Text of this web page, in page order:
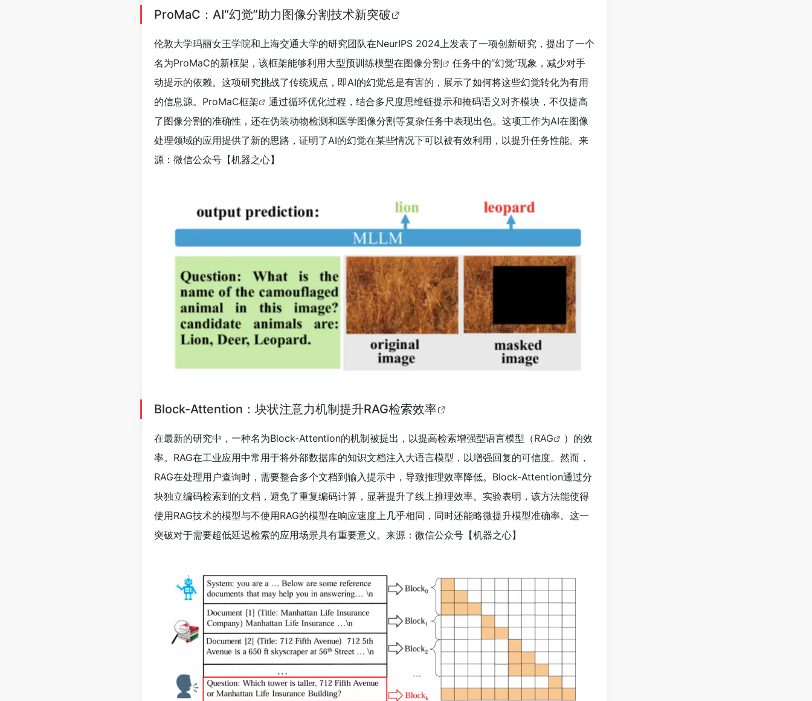
ProMaC：AI“幻觉”助力图像分割技术新突破
伦敦大学玛丽女王学院和上海交通大学的研究团队在NeurIPS 2024上发表了一项创新研究，提出了一个
名为ProMaC的新框架，该框架能够利用大型预训练模型在图像分割
任务中的“幻觉”现象，减少对手
动提示的依赖。这项研究挑战了传统观点，即AI的幻觉总是有害的，展示了如何将这些幻觉转化为有用
的信息源。 ProMaC框架
通过循环优化过程，结合多尺度思维链提示和掩码语义对齐模块，不仅提高
了图像分割的准确性，还在伪装动物检测和医学图像分割等复杂任务中表现出色。这项工作为AI在图像
处理领域的应用提供了新的思路，证明了AI的幻觉在某些情况下可以被有效利用，以提升任务性能。来
源：微信公众号【机器之心】
Block-Attention：块状注意力机制提升RAG检索效率
在最新的研究中，一种名为Block-Attention的机制被提出，以提高检索增强型语言模型（RAG
）的效
率。RAG在工业应用中常用于将外部数据库的知识文档注入大语言模型，以增强回复的可信度。然而，
RAG在处理用户查询时，需要整合多个文档到输入提示中，导致推理效率降低。Block-Attention通过分
块独立编码检索到的文档，避免了重复编码计算，显著提升了线上推理效率。实验表明，该方法能使得
使用RAG技术的模型与不使用RAG的模型在响应速度上几乎相同，同时还能略微提升模型准确率。这一
突破对于需要超低延迟检索的应用场景具有重要意义。来源：微信公众号【机器之心】